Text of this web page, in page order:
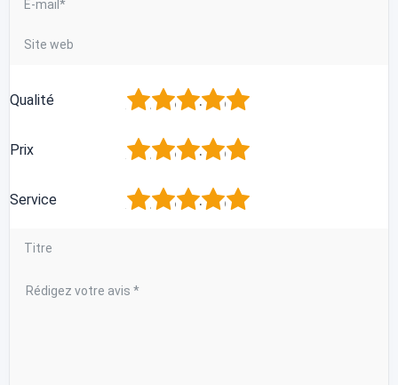
Qualité 5
4
3
2
Prix 5
4
3
2
Service 5
4
3
2